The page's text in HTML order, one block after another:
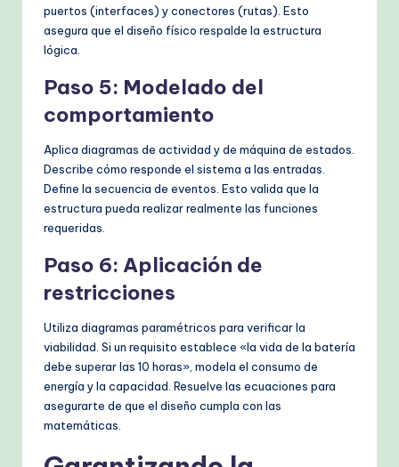
puertos (interfaces) y conectores (rutas). Esto
asegura que el diseño físico respalde la estructura
lógica.
Paso 5: Modelado del
comportamiento
Aplica diagramas de actividad y de máquina de estados.
Describe cómo responde el sistema a las entradas.
Define la secuencia de eventos. Esto valida que la
estructura pueda realizar realmente las funciones
requeridas.
Paso 6: Aplicación de
restricciones
Utiliza diagramas paramétricos para verificar la
viabilidad. Si un requisito establece «la vida de la batería
debe superar las 10 horas», modela el consumo de
energía y la capacidad. Resuelve las ecuaciones para
asegurarte de que el diseño cumpla con las
matemáticas.